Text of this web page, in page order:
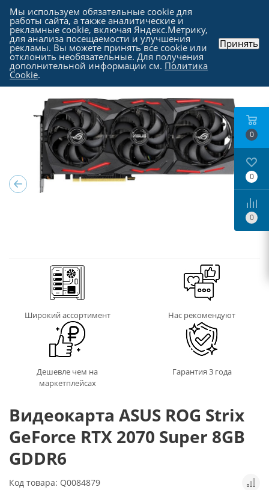
Каталог - Комплектующие для компьютера
Видеокарты
Широкий ассортимент Нас рекомендуют
Дешевле чем на
маркетплейсах
Гарантия 3 года
Видеокарта ASUS ROG Strix
GeForce RTX 2070 Super 8GB
GDDR6
Код товара: Q0084879
0
0
0
Мы используем обязательные cookie для
работы сайта, а также аналитические и
рекламные cookie, включая Яндекс.Метрику,
для анализа посещаемости и улучшения
рекламы. Вы можете принять все cookie или
отклонить необязательные. Для получения
дополнительной информации см. Политика
Cookie.
Принять